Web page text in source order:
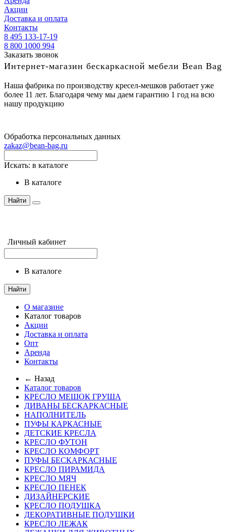
Акции
Доставка и оплата
Контакты
8 495 133-17-19
8 800 1000 994
Заказать звонок
Интернет-магазин бескаркасной мебели Bean Bag
Наша фабрика по производству кресел-мешков работает уже
более 11 лет. Благодаря чему мы даем гарантию 1 год на всю
нашу продукцию
Обработка персональных данных
zakaz@bean-bag.ru
Искать: в каталоге
в каталоге
Найти
Личный кабинет
в каталоге
Найти
О магазине
Каталог товаров
Акции
Доставка и оплата
Опт
Аренда
Контакты
← Назад
Каталог товаров
КРЕСЛО МЕШОК ГРУША
ДИВАНЫ БЕСКАРКАСНЫЕ
НАПОЛНИТЕЛЬ
ПУФЫ КАРКАСНЫЕ
ДЕТСКИЕ КРЕСЛА
КРЕСЛО ФУТОН
КРЕСЛО КОМФОРТ
ПУФЫ БЕСКАРКАСНЫЕ
КРЕСЛО ПИРАМИДА
КРЕСЛО МЯЧ
КРЕСЛО ПЕНЕК
ДИЗАЙНЕРСКИЕ
КРЕСЛО ПОДУШКА
ДЕКОРАТИВНЫЕ ПОДУШКИ
КРЕСЛО ЛЕЖАК